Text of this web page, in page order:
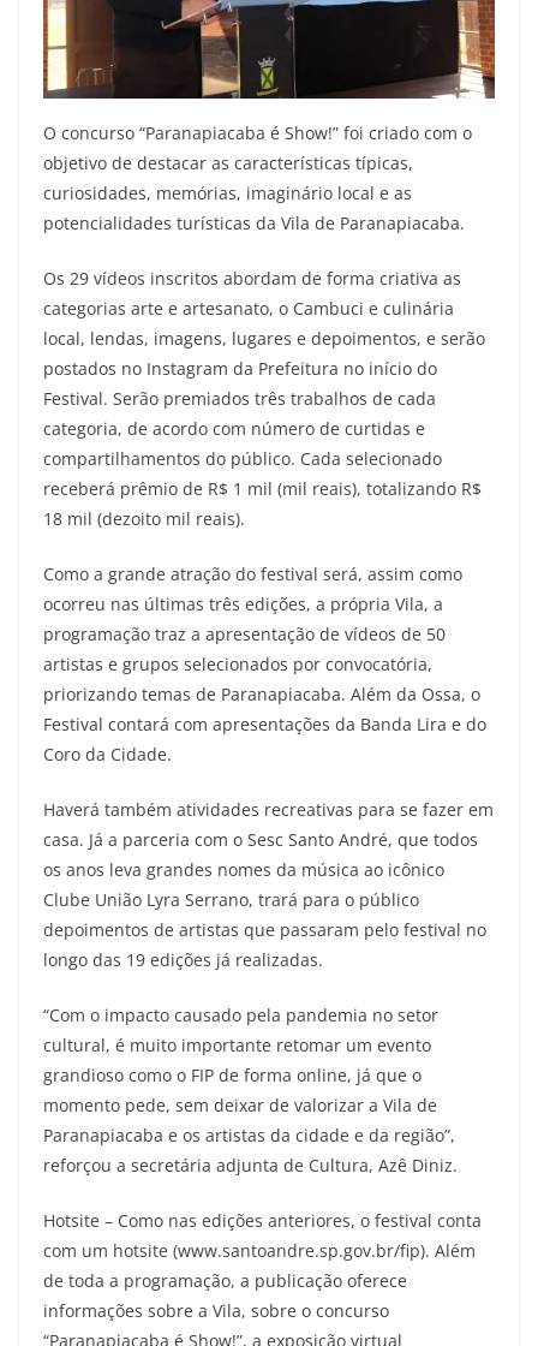
O concurso “Paranapiacaba é Show!” foi criado com o
objetivo de destacar as características típicas,
curiosidades, memórias, imaginário local e as
potencialidades turísticas da Vila de Paranapiacaba.
Os 29 vídeos inscritos abordam de forma criativa as
categorias arte e artesanato, o Cambuci e culinária
local, lendas, imagens, lugares e depoimentos, e serão
postados no Instagram da Prefeitura no início do
Festival. Serão premiados três trabalhos de cada
categoria, de acordo com número de curtidas e
compartilhamentos do público. Cada selecionado
receberá prêmio de R$ 1 mil (mil reais), totalizando R$
18 mil (dezoito mil reais).
Como a grande atração do festival será, assim como
ocorreu nas últimas três edições, a própria Vila, a
programação traz a apresentação de vídeos de 50
artistas e grupos selecionados por convocatória,
priorizando temas de Paranapiacaba. Além da Ossa, o
Festival contará com apresentações da Banda Lira e do
Coro da Cidade.
Haverá também atividades recreativas para se fazer em
casa. Já a parceria com o Sesc Santo André, que todos
os anos leva grandes nomes da música ao icônico
Clube União Lyra Serrano, trará para o público
depoimentos de artistas que passaram pelo festival no
longo das 19 edições já realizadas.
“Com o impacto causado pela pandemia no setor
cultural, é muito importante retomar um evento
grandioso como o FIP de forma online, já que o
momento pede, sem deixar de valorizar a Vila de
Paranapiacaba e os artistas da cidade e da região”,
reforçou a secretária adjunta de Cultura, Azê Diniz.
Hotsite – Como nas edições anteriores, o festival conta
com um hotsite (www.santoandre.sp.gov.br/fip). Além
de toda a programação, a publicação oferece
informações sobre a Vila, sobre o concurso
“Paranapiacaba é Show!”, a exposição virtual